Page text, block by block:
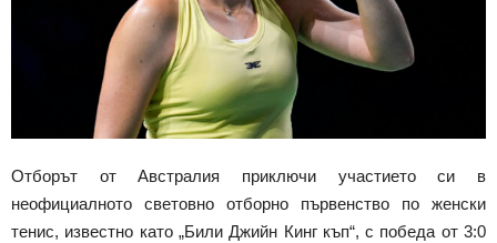
Отборът от Австралия приключи участието си в
неофициалното световно отборно първенство по женски
тенис, известно като „Били Джийн Кинг къп“, с победа от 3:0